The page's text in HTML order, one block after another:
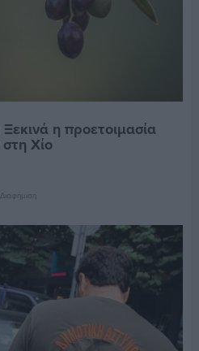
η προετοιμασία
Χίο
Διαφήμιση